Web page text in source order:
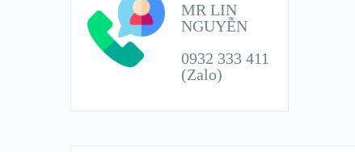
MR LIN
NGUYỄN
0932 333 411
(Zalo)